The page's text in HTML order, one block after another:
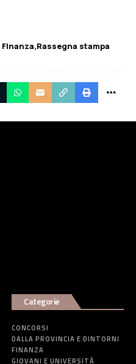
Rassegna stampa
Categorie
CONCORSI
DALLA PROVINCIA E DINTORNI
FINANZA
GIOVANI E UNIVERSITÀ